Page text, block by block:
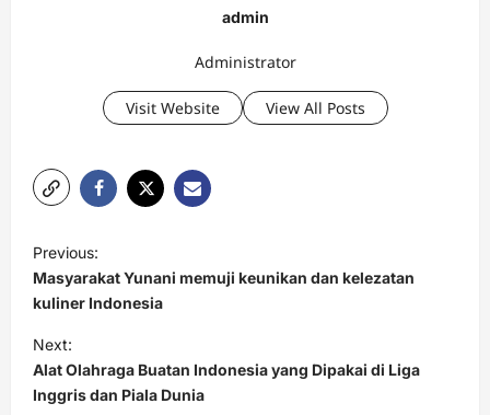
admin
Administrator
Visit Website View All Posts
o
s
t
n
a
Previous:
Masyarakat Yunani memuji keunikan dan kelezatan
kuliner Indonesia
Next:
Alat Olahraga Buatan Indonesia yang Dipakai di Liga
Inggris dan Piala Dunia